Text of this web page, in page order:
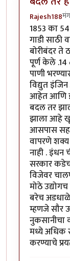
Rajesh188
1853 का
गाडी साठी
बोरीबंदर ते
पूर्ण केले .14
पाणी
विद्युत
आहेत आणि
बदल तर
झाला आहे
आसपास
वापरणे
नाही . इंधन
सरकार कडेच
विजेवर
मोठे
बरेच अडधाळे
म्हणजे सौर
नुकसानीचा
मध्ये अधिक
करण्याचे